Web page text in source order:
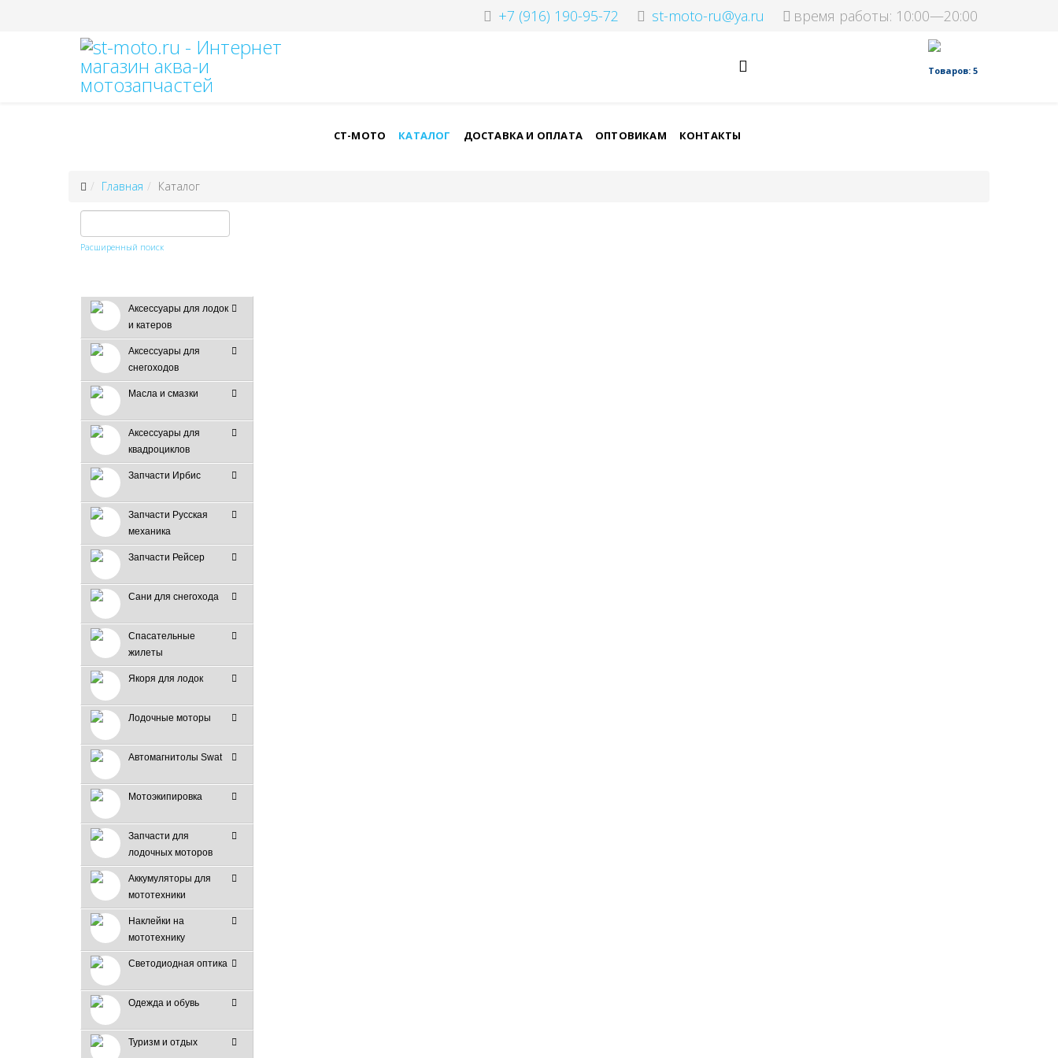
+7 (916) 190-95-72 st-moto-ru@ya.ru время работы: 10:00—20:00
СТ-МОТО КАТАЛОГ ДОСТАВКА И ОПЛАТА ОПТОВИКАМ КОНТАКТЫ
Товаров: 5
Главная Каталог
Расширенный поиск
Аксессуары для лодок
и катеров
Аксессуары для
снегоходов
Масла и смазки
Аксессуары для
квадроциклов
Запчасти Ирбис
Запчасти Русская
механика
Запчасти Рейсер
Сани для снегохода
Спасательные
жилеты
Якоря для лодок
Лодочные моторы
Автомагнитолы Swat
Мотоэкипировка
Запчасти для
лодочных моторов
Аккумуляторы для
мототехники
Наклейки на
мототехнику
Светодиодная оптика
Одежда и обувь
Туризм и отдых